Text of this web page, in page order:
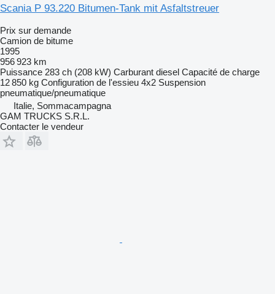
Scania P 93.220 Bitumen-Tank mit Asfaltstreuer
Prix sur demande
Camion de bitume
1995
956 923 km
Puissance 283 ch (208 kW) Carburant diesel Capacité de charge
12 850 kg Configuration de l'essieu 4x2 Suspension
pneumatique/pneumatique
Italie, Sommacampagna
GAM TRUCKS S.R.L.
Contacter le vendeur